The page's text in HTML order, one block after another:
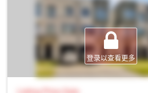
登录以查看更多